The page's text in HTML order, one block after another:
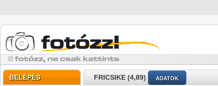
BELÉPÉS FRICSIKE (4,89) ADATOK